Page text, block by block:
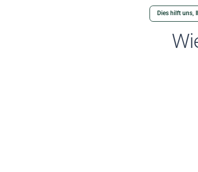
Dies hilft uns,